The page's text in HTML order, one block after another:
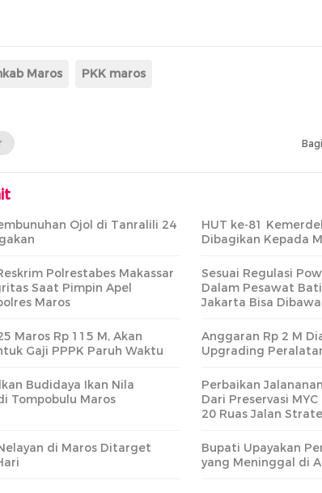
Maros PKK maros
Ojol di Tanralili 24
HUT ke-81
Dibagikan Kepada
Polrestabes Makassar
Saat Pimpin Apel
Maros
Sesuai Regulasi
Dalam Pesawat
Jakarta Bisa Dibawa
Maros Rp 115 M, Akan
Gaji PPPK Paruh Waktu
Anggaran Rp 2 M
Upgrading
Budidaya Ikan Nila
Tompobulu Maros
Perbaikan
Dari Preservasi
20 Ruas Jalan
di Maros Ditarget
Bupati Upayakan
yang Meninggal di